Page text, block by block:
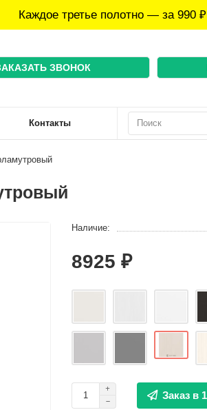
Каждое третье полотно — за 990 ₽
ЗВОНОК
Контакты
Наличие:
8925 ₽
Заказ в